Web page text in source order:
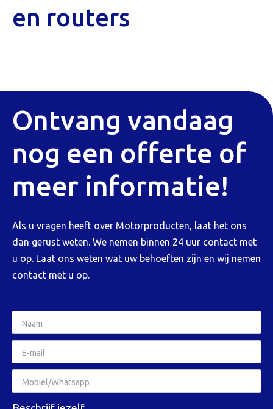
en routers
Ontvang vandaag
nog een offerte of
meer informatie!
Als u vragen heeft over Motorproducten, laat het ons
dan gerust weten. We nemen binnen 24 uur contact met
u op. Laat ons weten wat uw behoeften zijn en wij nemen
contact met u op.